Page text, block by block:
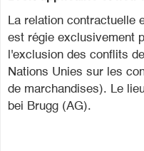
La relation contractuelle
est régie exclusivement
l'exclusion des conflits
Nations Unies sur les
de marchandises). Le
bei Brugg (AG).